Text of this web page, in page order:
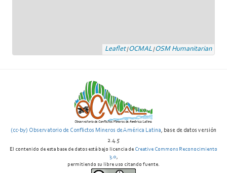
Leaflet|OCMAL|OSM Humanitarian
(cc-by) Observatorio de Conflictos Mineros de América Latina, base de datos versión
2.4.5
El contenido de esta base de datos está bajo licencia de Creative Commons Reconocimiento
3.0,
permitiendo su libre uso citando fuente.